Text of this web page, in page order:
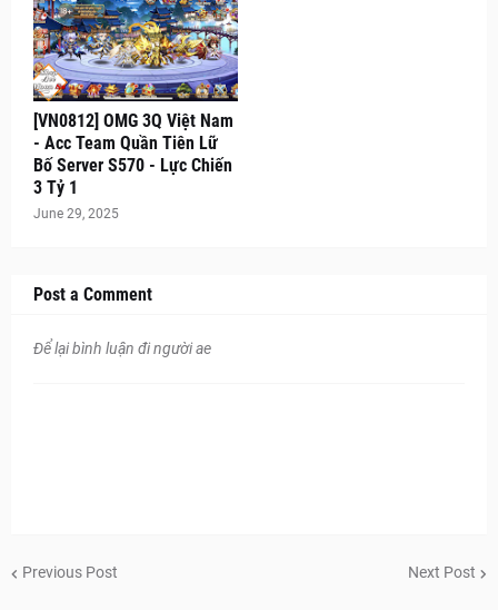
[VN0812] OMG 3Q Việt Nam
- Acc Team Quần Tiên Lữ
Bố Server S570 - Lực Chiến
3 Tỷ 1
June 29, 2025
Post a Comment
Để lại bình luận đi người ae
Previous Post Next Post